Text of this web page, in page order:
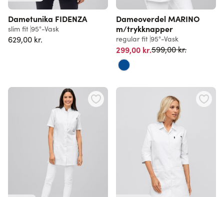
Dametunika FIDENZA
slim fit 95°-Vask
629,00 kr.
Dameoverdel MARINO
m/trykknapper
regular fit 95°-Vask
299,00 kr.Normalpris
599,00 kr.